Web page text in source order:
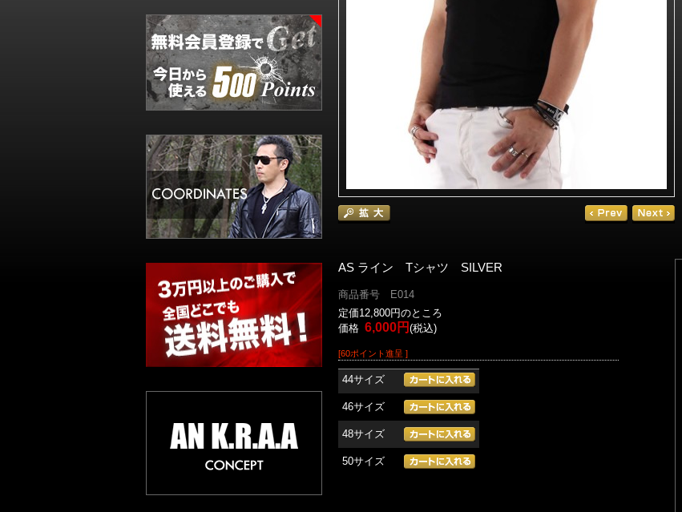
AS ライン Tシャツ SILVER
商品番号 E014
定価12,800円のところ
価格 6,000円 (税込)
[60ポイント進呈 ]
44サイズ
46サイズ
48サイズ
50サイズ